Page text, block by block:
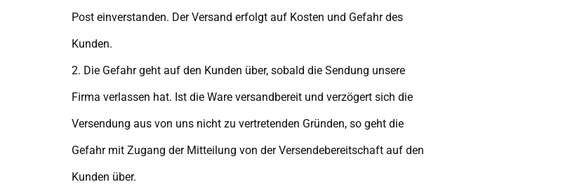
Post einverstanden. Der Versand erfolgt auf Kosten und Gefahr des
Kunden.
2. Die Gefahr geht auf den Kunden über, sobald die Sendung unsere
Firma verlassen hat. Ist die Ware versandbereit und verzögert sich die
Versendung aus von uns nicht zu vertretenden Gründen, so geht die
Gefahr mit Zugang der Mitteilung von der Versendebereitschaft auf den
Kunden über.